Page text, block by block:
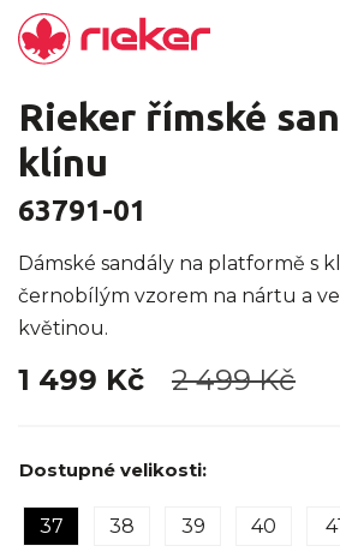
Rieker římské
klínu
63791-01
Dámské sandály na platformě s
černobílým vzorem na nártu a
květinou.
1 499 Kč 2 499 Kč
Dostupné velikosti:
37 38 39 40 41